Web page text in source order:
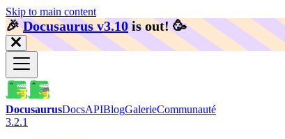
Skip to main content
🎉️Docusaurus v3.10 is out! 🥳️
DocusaurusDocsAPIBlogGalerieCommunauté
3.2.1